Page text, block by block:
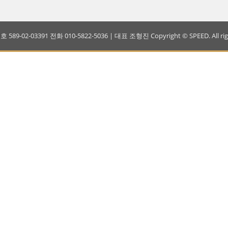
589-02-03391 전화 010-5822-5036 | 대표 조형진 Copyright © SPEED. All